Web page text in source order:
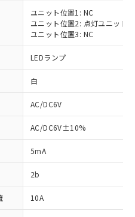
ユニット位置1: NC
ユニット位置2: 点灯ユニット
ユニット位置3: NC
LEDランプ
白
AC/DC6V
AC/DC6V±10%
5mA
2b
10A
ただき、同意のうえ
況および標準価格
ていただくもので
指令（10物質）の
提供可能な商品で
令（10物質）の非含
替える予定のある
指令（10物質）の
で、対応品を出す予
指令（10物質）の
中または確認中の
など無形物で、有
い商品です。
有率が中国RoHSの
を示します。